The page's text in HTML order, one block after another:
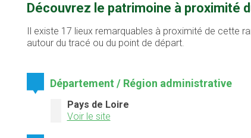
Découvrez le patrimoine à proximité
Il existe 17 lieux remarquables à proximité de cette
autour du tracé ou du point de départ.
Département / Région administrative
Pays de Loire
Voir le site